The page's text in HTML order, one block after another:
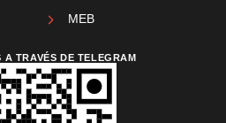
MEB
A TRAVÉS DE TELEGRAM